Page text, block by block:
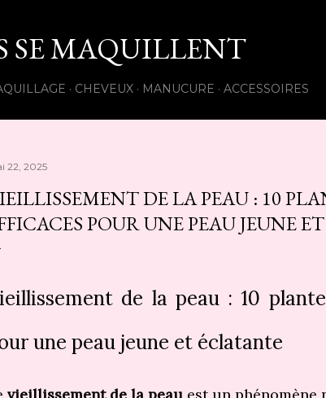
SE MAQUILLENT
CHEVEUX MANUCURE ACCESSOIRES
22, 2025
DE LA PEAU : 10
POUR UNE PEAU JEUNE
de la peau : 10
une peau jeune et éclatante
vieillissement de la peau est un